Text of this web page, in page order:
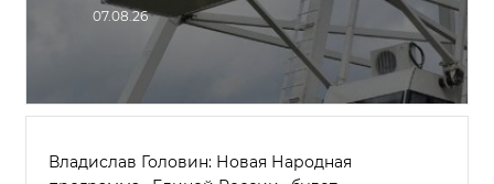
07.08.26
Владислав Головин: Новая Народная